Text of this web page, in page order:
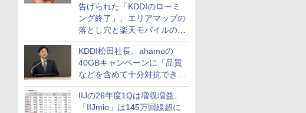
告げられた「KDDIのローミ
ング終了」、エリアマップの
落とし穴と楽天モバイルの課
題
KDDI松田社長、ahamoの
40GBキャンペーンに「品質
などを含めて十分対抗でき
る」
IIJの26年度1Qは増収増益、
「IIJmio」は145万回線超に